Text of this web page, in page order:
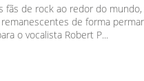
fãs de rock ao redor do
de forma
o vocalista Robert P...